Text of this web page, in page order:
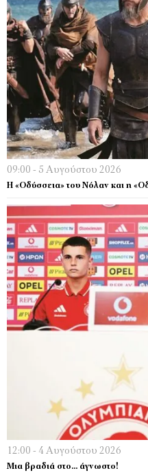
09:00 - 5 Αυγούστου 2026
Η «Οδύσσεια» του Νόλαν και η
12:00 - 4 Αυγούστου 2026
Μια βραδιά στο… άγνωστο!